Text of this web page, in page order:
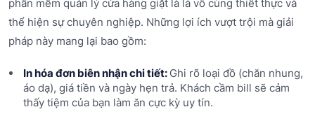
phần mềm quản lý cửa hàng giặt là là vô cùng thiết thực và
thể hiện sự chuyên nghiệp. Những lợi ích vượt trội mà giải
pháp này mang lại bao gồm:
In hóa đơn biên nhận chi tiết: Ghi rõ loại đồ (chăn nhung,
áo dạ), giá tiền và ngày hẹn trả. Khách cầm bill sẽ cảm
thấy tiệm của bạn làm ăn cực kỳ uy tín.